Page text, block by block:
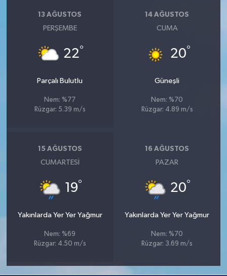
13 AĞUSTOS
PERŞEMBE
22°
Parçalı Bulutlu
Nem: %77
Rüzgar: 5.39 m/s
14 AĞUSTOS
CUMA
20°
Güneşli
Nem: %70
Rüzgar: 4.89 m/s
15 AĞUSTOS
CUMARTESI
19°
Yakınlarda Yer Yer Yağmur
Nem: %69
Rüzgar: 4.50 m/s
16 AĞUSTOS
PAZAR
20°
Yakınlarda Yer Yer Yağmur
Nem: %70
Rüzgar: 3.69 m/s